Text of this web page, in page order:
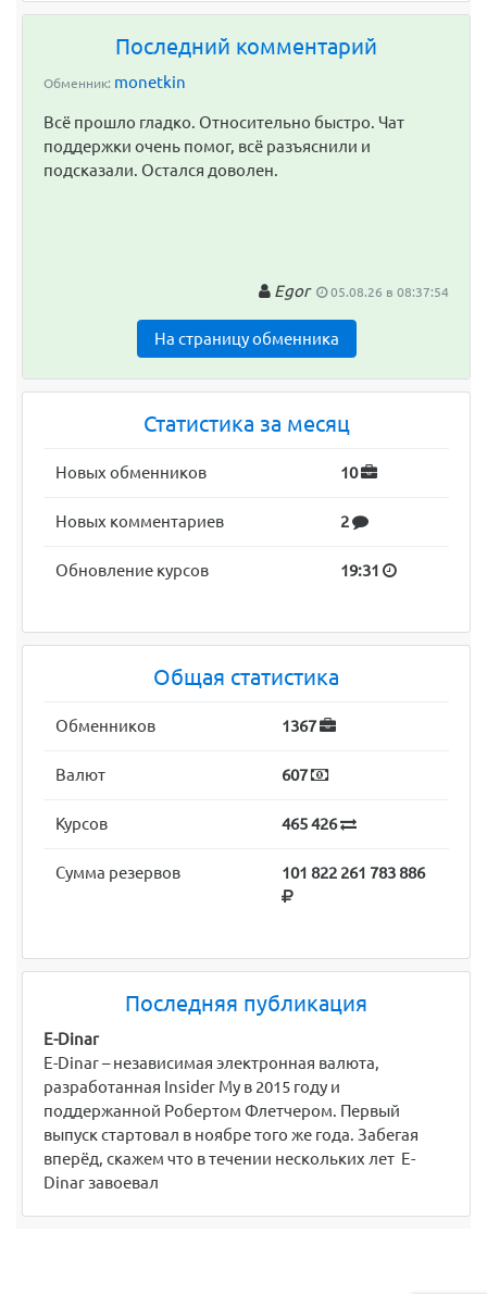
Последний комментарий
Обменник: monetkin
Всё прошло гладко. Относительно быстро. Чат
поддержки очень помог, всё разъяснили и
подсказали. Остался доволен.
Egor 05.08.26 в 08:37:54
На страницу обменника
Статистика за месяц
Новых обменников 10
Новых комментариев 2
Обновление курсов 19:31
Общая статистика
Обменников 1367
Валют 607
Курсов 465 426
Сумма резервов 101 822 261 783 886
Последняя публикация
E-Dinar
E-Dinar – независимая электронная валюта,
разработанная Insider My в 2015 году и
поддержанной Робертом Флетчером. Первый
выпуск стартовал в ноябре того же года. Забегая
вперёд, скажем что в течении нескольких лет E-
Dinar завоевал